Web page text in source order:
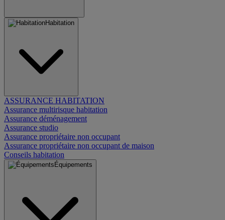
Habitation
ASSURANCE HABITATION
Assurance multirisque habitation
Assurance déménagement
Assurance studio
Assurance propriétaire non occupant
Assurance propriétaire non occupant de maison
Conseils habitation
Équipements